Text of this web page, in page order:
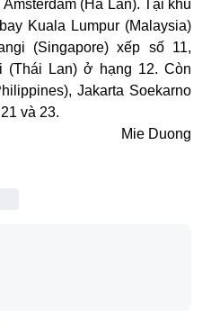
(Hà Lan). Tại khu
Kuala Lumpur (Malaysia)
(Singapore) xếp số 11,
(Thái Lan) ở hạng 12. Còn
Jakarta Soekarno
và 23.
Mie Duong